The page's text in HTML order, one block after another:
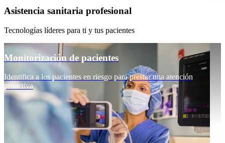
Asistencia sanitaria profesional
Tecnologías líderes para ti y tus pacientes
Monitorización de pacientes
Identifica a los pacientes en riesgo para prestar una atención
proactiva